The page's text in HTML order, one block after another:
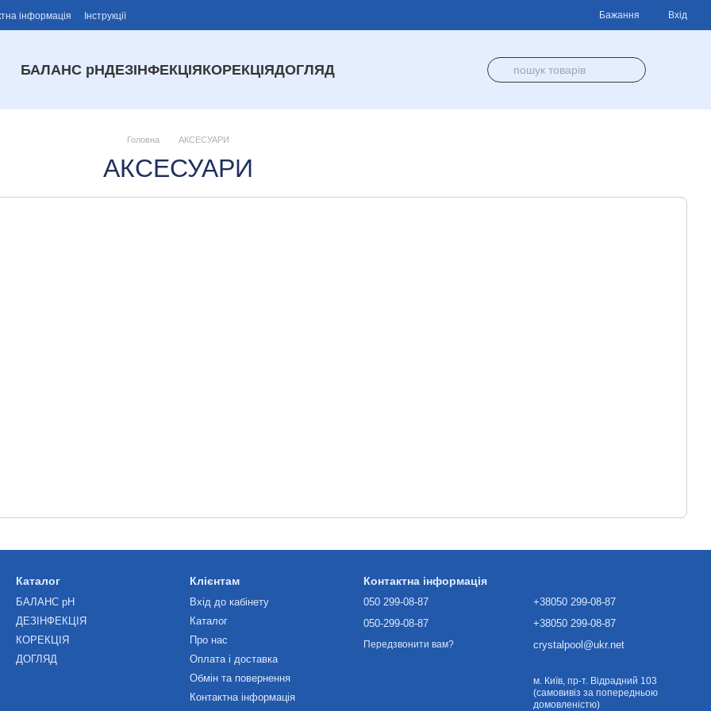
інформація Інструкції Бажання Вхід
БАЛАНС рНДЕЗІНФЕКЦІЯКОРЕКЦІЯДОГЛЯД
Головна АКСЕСУАРИ
АКСЕСУАРИ
Каталог
БАЛАНС рН
ДЕЗІНФЕКЦІЯ
КОРЕКЦІЯ
ДОГЛЯД
Клієнтам
Вхід до кабінету
Каталог
Про нас
Оплата і доставка
Обмін та повернення
Контактна інформація
Контактна інформація
050 299-08-87
050-299-08-87
Передзвонити вам?
+38050 299-08-87
+38050 299-08-87
crystalpool@ukr.net
м. Київ, пр-т. Відрадний 103
(самовивіз за попередньою
домовленістю)